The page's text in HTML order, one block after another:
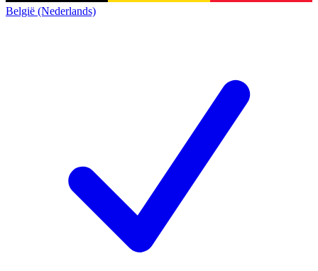
België (Nederlands)